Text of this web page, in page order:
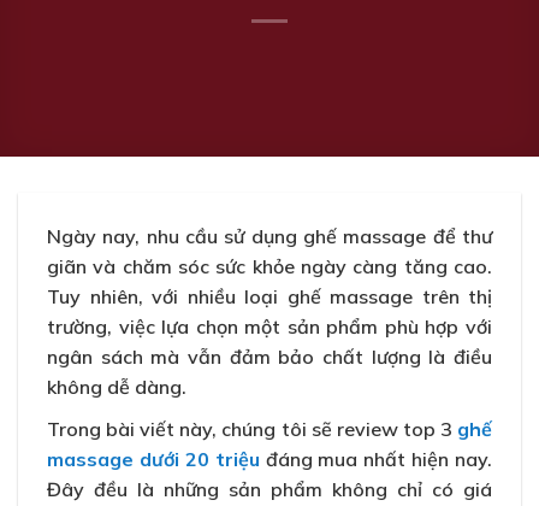
Ngày nay, nhu cầu sử dụng ghế massage để thư
giãn và chăm sóc sức khỏe ngày càng tăng cao.
Tuy nhiên, với nhiều loại ghế massage trên thị
trường, việc lựa chọn một sản phẩm phù hợp với
ngân sách mà vẫn đảm bảo chất lượng là điều
không dễ dàng.
Trong bài viết này, chúng tôi sẽ review top 3 ghế
massage dưới 20 triệu đáng mua nhất hiện nay.
Đây đều là những sản phẩm không chỉ có giá